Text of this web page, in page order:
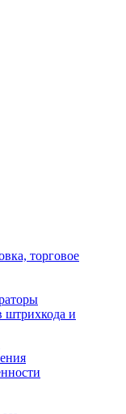
торговое
штрихкода и